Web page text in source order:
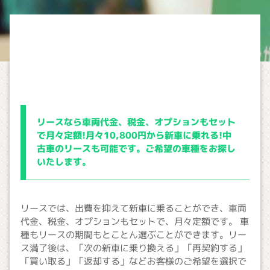
リースなら車両代金、税金、オプションもセット
で月々定額!月々10,800円から新車に乗れる!中
古車のリースも可能です。ご希望の車種をお探し
いたします。
リースでは、出費を抑えて新車に乗ることができ、車両
代金、税金、オプションもセットで、月々定額です。 車
種もリースの期間もとことん選ぶことができます。リー
ス満了後は、「次の新車に乗り換える」「再契約する」
「買い取る」「返却する」などお客様のご希望を選択で